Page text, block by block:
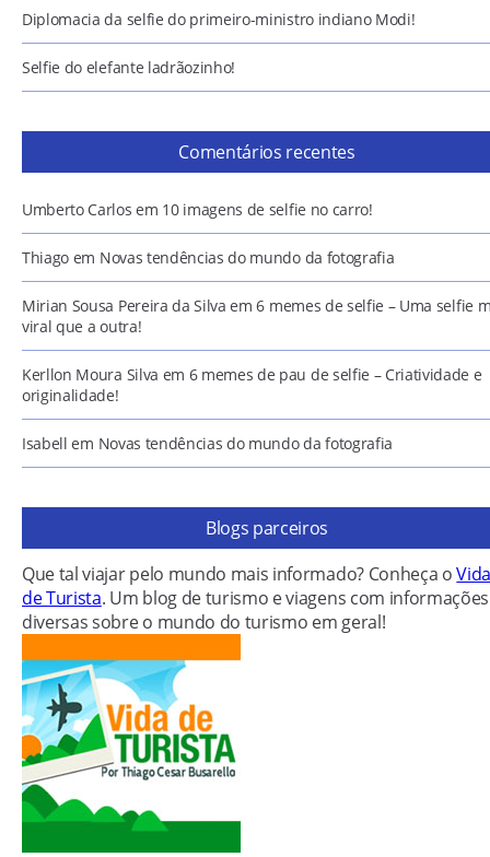
Diplomacia da selfie do primeiro-ministro indiano Modi!
Selfie do elefante ladrãozinho!
Comentários recentes
Umberto Carlos em 10 imagens de selfie no carro!
Thiago em Novas tendências do mundo da fotografia
Mirian Sousa Pereira da Silva em6 memes de selfie – Uma selfie
viral que a outra!
Kerllon Moura Silva em 6 memes de pau de selfie – Criatividade e
originalidade!
Isabell em Novas tendências do mundo da fotografia
Blogs parceiros
Que tal viajar pelo mundo mais informado? Conheça o
de Turista. Um blog de turismo e viagens com informações
diversas sobre o mundo do turismo em geral!